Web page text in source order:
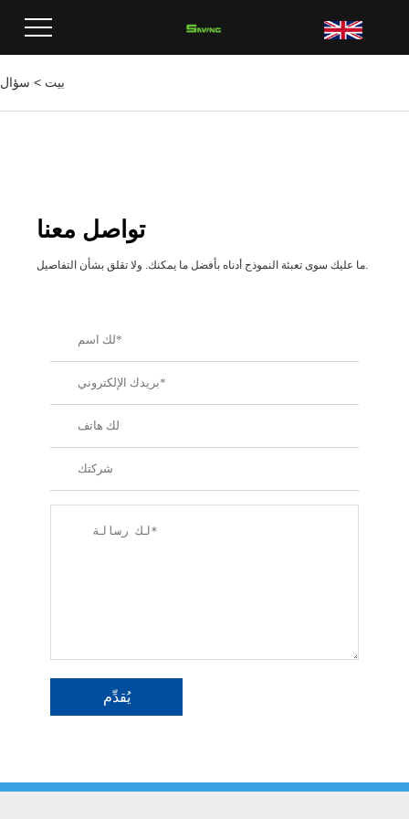
بيت > سؤال
تواصل معنا
ما عليك سوى تعبئة النموذج أدناه بأفضل ما يمكنك. ولا تقلق بشأن التفاصيل.